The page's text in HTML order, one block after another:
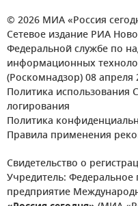
© 2026 МИА «Россия
Сетевое издание РИА
Федеральной службе по
информационных
(Роскомнадзор) 08 апреля
Политика использования
логирования
Политика
Правила применения
Свидетельство о
Учредитель: Федеральное
предприятие